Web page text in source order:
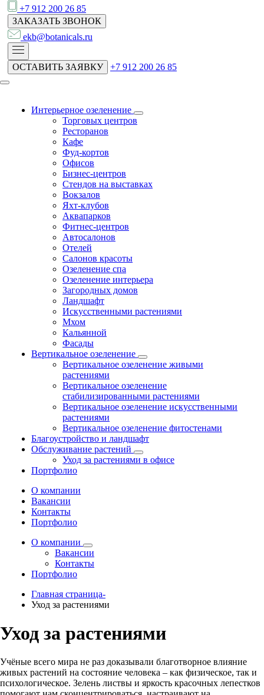
+7 912 200 26 85
ЗАКАЗАТЬ ЗВОНОК
ekb@botanicals.ru
ОСТАВИТЬ ЗАЯВКУ +7 912 200 26 85
Интерьерное озеленение
Торговых центров
Ресторанов
Кафе
Фуд-кортов
Офисов
Бизнес-центров
Стендов на выставках
Вокзалов
Яхт-клубов
Аквапарков
Фитнес-центров
Автосалонов
Отелей
Салонов красоты
Озеленение спа
Озеленение интерьера
Загородных домов
Ландшафт
Искусственными растениями
Мхом
Кальянной
Фасады
Вертикальное озеленение
Вертикальное озеленение живыми
растениями
Вертикальное озеленение
стабилизированными растениями
Вертикальное озеленение искусственными
растениями
Вертикальное озеленение фитостенами
Благоустройство и ландшафт
Обслуживание растений
Уход за растениями в офисе
Портфолио
О компании
Вакансии
Контакты
Портфолио
О компании
Вакансии
Контакты
Портфолио
Главная страница-
Уход за растениями
Уход за растениями
Учёные всего мира не раз доказывали благотворное влияние
живых растений на состояние человека – как физическое, так и
психологическое. Зелень листвы и яркость красочных лепестков